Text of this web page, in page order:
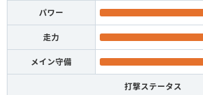
パワー
走力
メイン守備
打撃ステータス